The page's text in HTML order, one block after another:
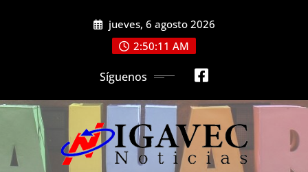
jueves, 6 agosto 2026
2:50:13 AM
Síguenos